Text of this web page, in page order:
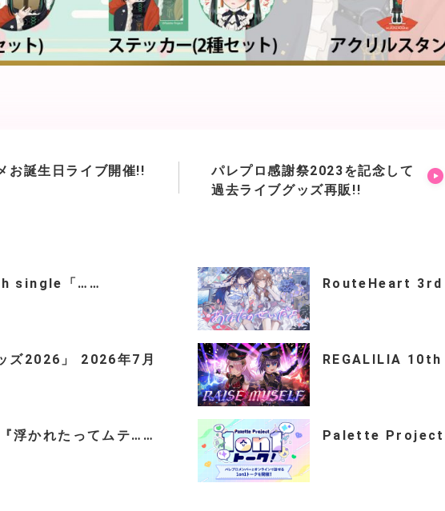
お誕生日ライブ開催!!
パレプロ感謝祭2023を記念して
過去ライブグッズ再販!!
single「…… RouteHeart 3rd
ズ2026」 2026年7月 REGALILIA
かれたってムテ…… Palette Project